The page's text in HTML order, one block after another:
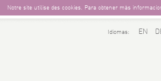
Notre site utilise des cookies. Para obtener màs
Idiomas: EN